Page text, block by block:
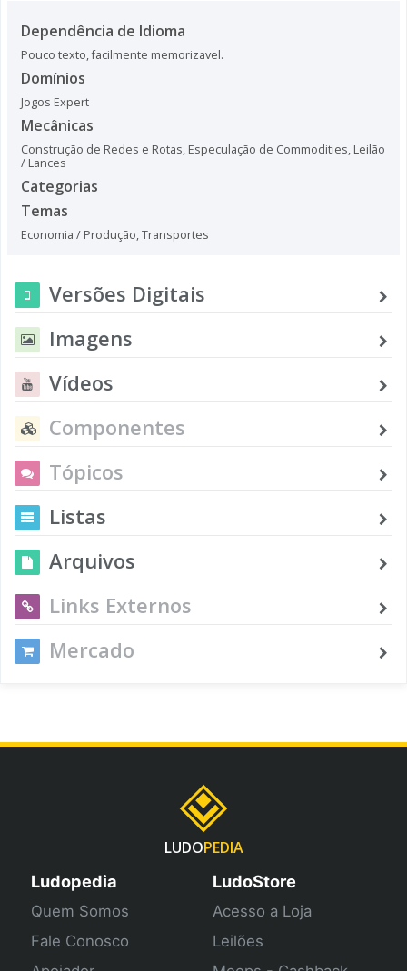
Dependência de Idioma
Pouco texto, facilmente memorizavel.
Domínios
Jogos Expert
Mecânicas
Construção de Redes e Rotas, Especulação de Commodities, Leilão
/ Lances
Categorias
Temas
Economia / Produção,Transportes
Versões Digitais
Imagens
Vídeos
Componentes
Tópicos
Listas
Arquivos
Links Externos
Mercado
LUDOPEDIA
Ludopedia
Quem Somos
Fale Conosco
LudoStore
Acesso a Loja
Leilões